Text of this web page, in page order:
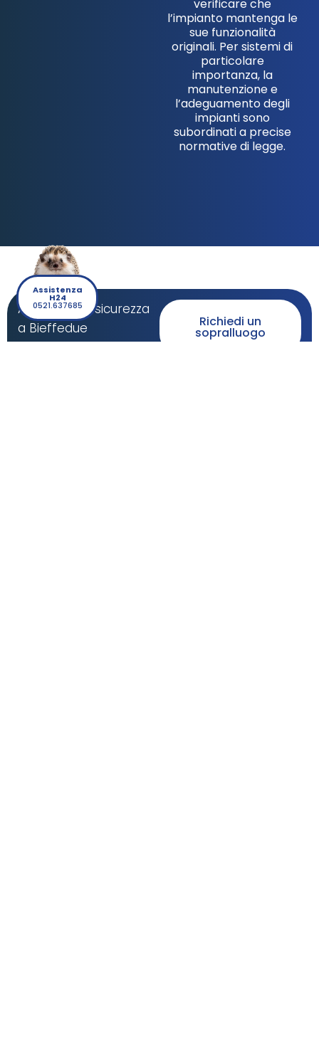
verificare che
l’impianto mantenga le
sue funzionalità
originali. Per sistemi di
particolare
importanza, la
manutenzione e
l’adeguamento degli
impianti sono
subordinati a precise
normative di legge.
Affida la tua sicurezza
a Bieffedue
Richiedi un
sopralluogo
Assistenza
H24
0521.637685